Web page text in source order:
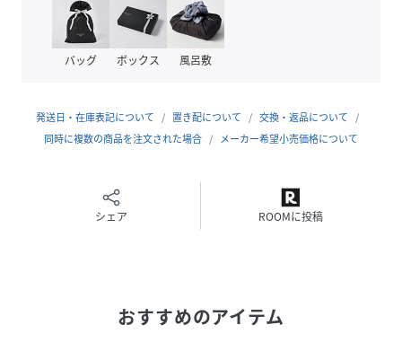
象を引き立てます。
付属のシンセティックレザーのロープベルトを合わせれば、
ウエストにアクセントが加わり、コーディネートの幅も広が
ださい。
生地の厚さ：薄い
おすすめ着用期間：春、秋
バッグ ボックス 風呂敷
発送日・在庫表記について 置き配について
交換・返品について
同時に複数の商品を注文された場合
メーカー希望小売価格について
シェア ROOMに投稿
おすすめのアイテム